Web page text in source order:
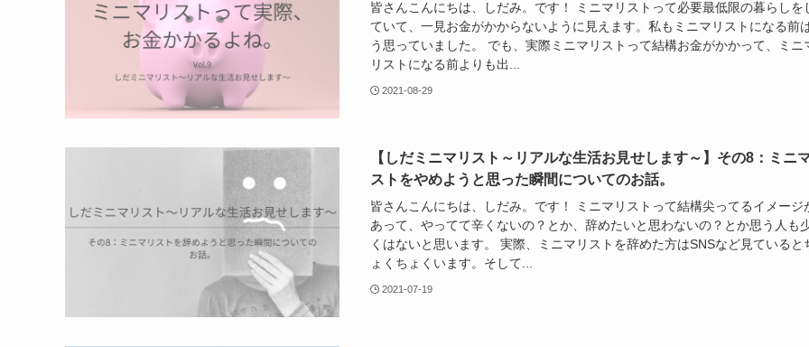
皆さんこんにちは、しだみ。です！ ミニマリストって必要最低限の暮らしを
ていて、一見お金がかからないように見えます。私もミニマリストになる前
う思っていました。 でも、実際ミニマリストって結構お金がかかって、ミニ
リストになる前よりも出...
2021-08-29
【しだミニマリスト～リアルな生活お見せします～】その8：ミニ
ストをやめようと思った瞬間についてのお話。
皆さんこんにちは、しだみ。です！ ミニマリストって結構尖ってるイメージ
あって、やってて辛くないの？とか、辞めたいと思わないの？とか思う人も
くはないと思います。 実際、ミニマリストを辞めた方はSNSなど見ていると
ょくちょくいます。そして...
2021-07-19